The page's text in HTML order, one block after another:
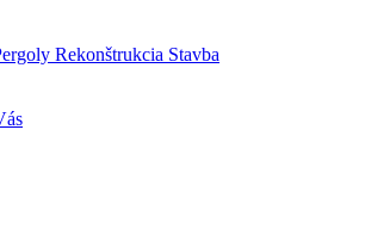
Rekonštrukcia Stavba